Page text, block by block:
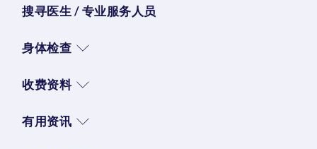
搜寻医生 / 专业服务人员
身体检查
收费资料
有用资讯